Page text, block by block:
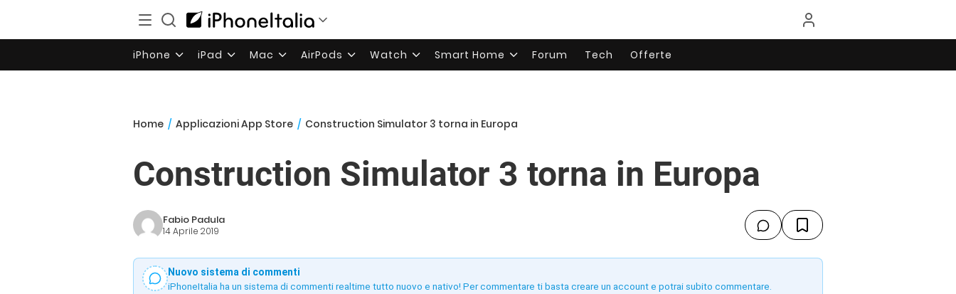
iPhone iPad Mac AirPods Watch Smart Home Forum Tech Offerte
Home / Applicazioni App Store / Construction Simulator 3 torna in Europa
Construction Simulator 3 torna in Europa
Fabio Padula
14 Aprile 2019
Nuovo sistema di commenti
iPhoneItalia ha un sistema di commenti realtime tutto nuovo e nativo! Per commentare ti basta creare un account e potrai subito commentare.